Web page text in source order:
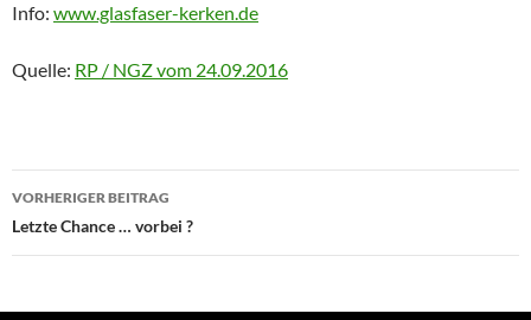
Info: www.glasfaser-kerken.de
Quelle: RP / NGZ vom 24.09.2016
Beitragsnavigation
VORHERIGER BEITRAG
Letzte Chance … vorbei ?